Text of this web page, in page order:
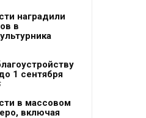
наградили
в
1 сентября
в массовом
включая